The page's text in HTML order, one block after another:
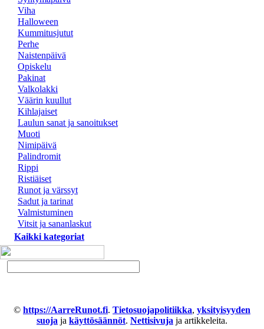
Viha
Halloween
Kummitusjutut
Perhe
Naistenpäivä
Opiskelu
Pakinat
Valkolakki
Väärin kuullut
Kihlajaiset
Laulun sanat ja sanoitukset
Muoti
Nimipäivä
Palindromit
Rippi
Ristiäiset
Runot ja värssyt
Sadut ja tarinat
Valmistuminen
Vitsit ja sananlaskut
Kaikki kategoriat
© https://AarreRunot.fi. Tietosuojapolitiikka, yksityisyyden
suoja ja käyttösäännöt. Nettisivuja ja artikkeleita.